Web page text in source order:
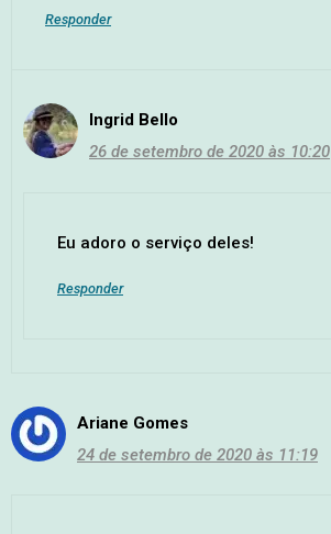
Responder
Ingrid Bello
26 de setembro de 2020 às 10:20
Eu adoro o serviço deles!
Responder
Ariane Gomes
24 de setembro de 2020 às 11:19